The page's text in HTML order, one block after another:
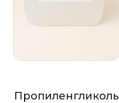
Пропиленгликоль